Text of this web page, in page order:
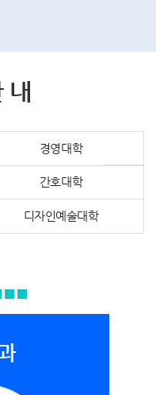
내
경영대학
간호대학
디자인예술대학